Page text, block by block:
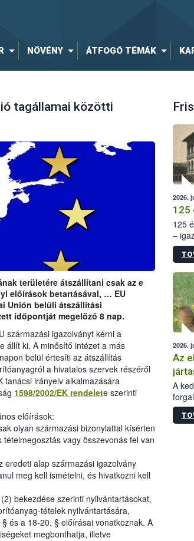
NÖVÉNY ÁTFOGÓ TÉMÁK
tagállamai közötti
területére átszállítani csak az e
előírások betartásával, … EU
Unión belüli átszállítási
időpontját megelőző 8 nap.
származási igazolványt kérni a
állít ki. A minősítő intézet a más
belül értesíti az átszállítás
a hivatalos szervek részéről
tanácsi irányelv alkalmazására
1598/2002/EK rendelete szerinti
előírások:
olyan származási bizonylattal kísérten
vagy összevonás fel van
eredeti alap származási igazolvány
meg kell ismételni, és hivatkozni kell
bekezdése szerinti nyilvántartásokat,
tételek nyilvántartására,
és a 18-20. § előírásai vonatkoznak. A
megbonthatja, illetve
2026.
125
125
–
15.
2026.
Az
A